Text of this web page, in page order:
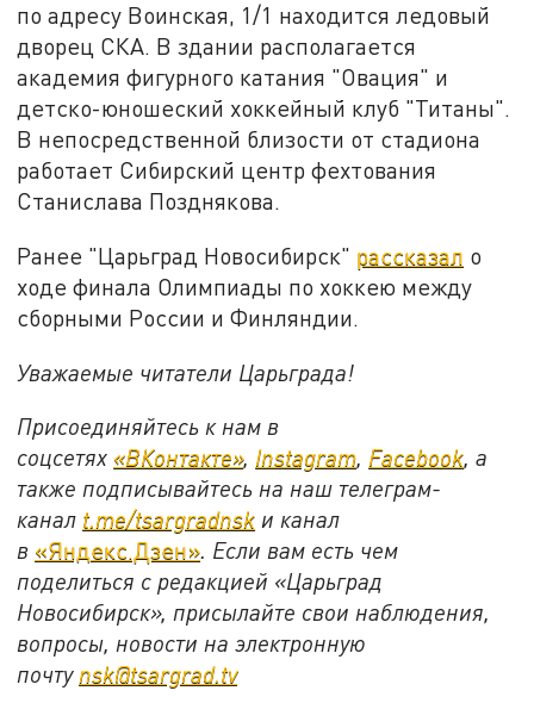
по адресу Воинская, 1/1 находится ледовый
дворец СКА. В здании располагается
академия фигурного катания "Овация" и
детско-юношеский хоккейный клуб "Титаны".
В непосредственной близости от стадиона
работает Сибирский центр фехтования
Станислава Позднякова.
Ранее "Царьград Новосибирск" рассказал о
ходе финала Олимпиады по хоккею между
сборными России и Финляндии.
Уважаемые читатели Царьграда!
Присоединяйтесь к нам в
соцсетях «ВКонтакте», Instagram, Facebook, а
также подписывайтесь на наш телеграм-
канал t.me/tsargradnsk и канал
в «Яндекс.Дзен». Если вам есть чем
поделиться с редакцией «Царьград
Новосибирск», присылайте свои наблюдения,
вопросы, новости на электронную
почту nsk@tsargrad.tv